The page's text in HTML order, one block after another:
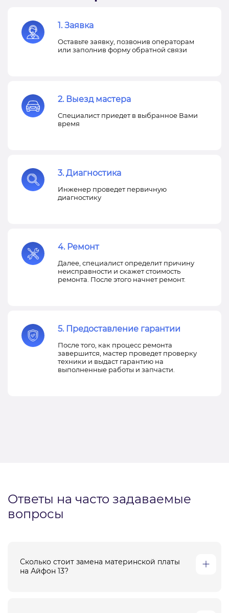
1. Заявка
Оставьте заявку, позвонив операторам
или заполнив форму обратной связи
2. Выезд мастера
Специалист приедет в выбранное Вами
время
3. Диагностика
Инженер проведет первичную
диагностику
4. Ремонт
Далее, специалист определит причину
неисправности и скажет стоимость
ремонта. После этого начнет ремонт.
5. Предоставление гарантии
После того, как процесс ремонта
завершится, мастер проведет проверку
техники и выдаст гарантию на
выполненные работы и запчасти.
Ответы на часто задаваемые
вопросы
Сколько стоит замена материнской платы
на Айфон 13?